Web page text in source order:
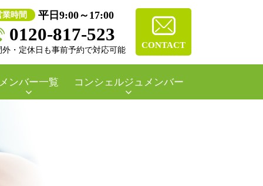
業時間 平日9:00～17:00
0120-817-523
外・定休日も事前予約で対応可能 CONTACT
メンバー一覧 コンシェルジュメンバー